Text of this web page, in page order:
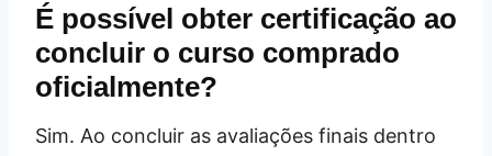
É possível obter certificação ao
concluir o curso comprado
oficialmente?
Sim. Ao concluir as avaliações finais dentro